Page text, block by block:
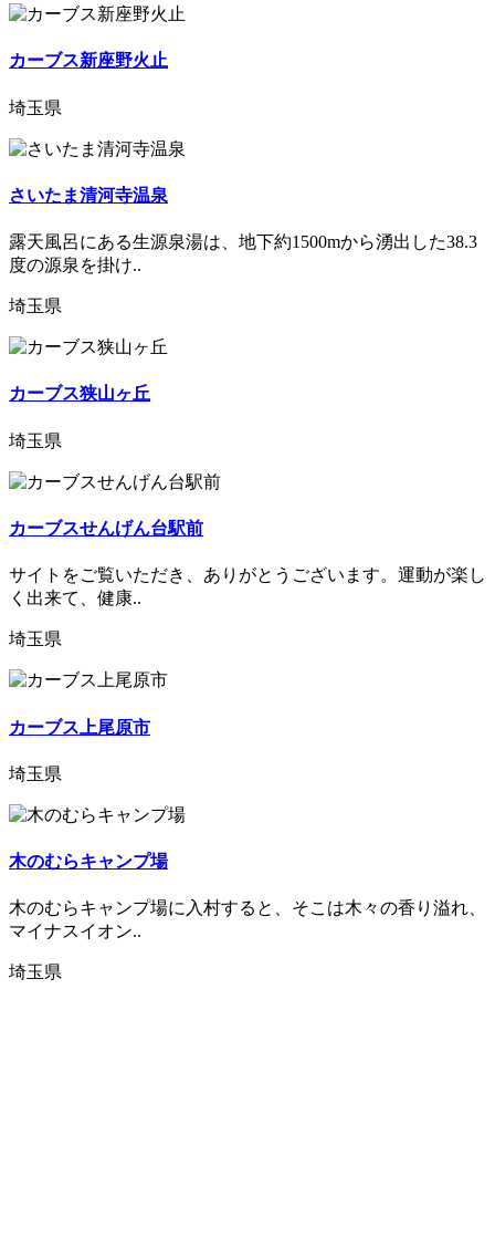
カーブス新座野火止
埼玉県
さいたま清河寺温泉
露天風呂にある生源泉湯は、地下約1500mから湧出した38.3
度の源泉を掛け..
埼玉県
カーブス狭山ヶ丘
埼玉県
カーブスせんげん台駅前
サイトをご覧いただき、ありがとうございます。運動が楽し
く出来て、健康..
埼玉県
カーブス上尾原市
埼玉県
木のむらキャンプ場
木のむらキャンプ場に入村すると、そこは木々の香り溢れ、
マイナスイオン..
埼玉県